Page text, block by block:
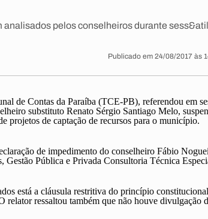
analisados pelos conselheiros durante
Publicado em 24/08/2017 às
de Contas da Paraíba (TCE-PB), referendou em
substituto Renato Sérgio Santiago Melo,
projetos de captação de recursos para o município.
de impedimento do conselheiro Fábio
Gestão Pública e Privada Consultoria Técnica
está a cláusula restritiva do princípio
relator ressaltou também que não houve divulgação